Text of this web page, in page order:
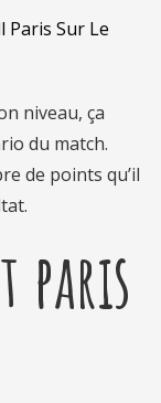
Paris Sur Le
niveau, ça
du match.
de points qu’il
paris